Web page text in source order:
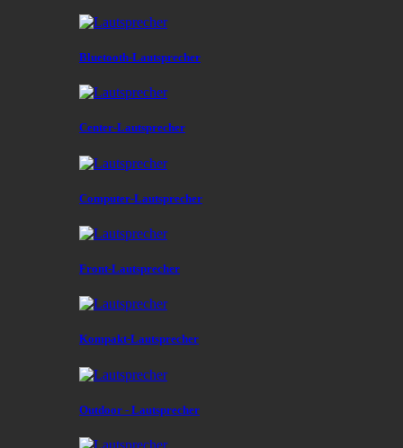
Bluetooth-Lautsprecher
Center-Lautsprecher
Computer-Lautsprecher
Front-Lautsprecher
Kompakt-Lautsprecher
Outdoor - Lautsprecher